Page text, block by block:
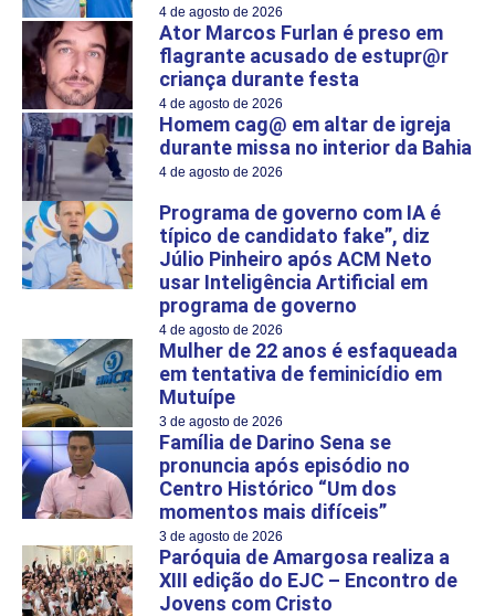
4 de agosto de 2026
Ator Marcos Furlan é preso em
flagrante acusado de estupr@r
criança durante festa
4 de agosto de 2026
Homem cag@ em altar de igreja
durante missa no interior da Bahia
4 de agosto de 2026
Programa de governo com IA é
típico de candidato fake”, diz
Júlio Pinheiro após ACM Neto
usar Inteligência Artificial em
programa de governo
4 de agosto de 2026
Mulher de 22 anos é esfaqueada
em tentativa de feminicídio em
Mutuípe
3 de agosto de 2026
Família de Darino Sena se
pronuncia após episódio no
Centro Histórico “Um dos
momentos mais difíceis”
3 de agosto de 2026
Paróquia de Amargosa realiza a
XIII edição do EJC – Encontro de
Jovens com Cristo